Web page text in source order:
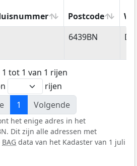
Postcode
Postcode
6439BN
1 tot 1 van 1 rijen
rijen
1 Volgende
het enige adres in het
Dit zijn alle adressen met
BAG data van het Kadaster van 1 juli